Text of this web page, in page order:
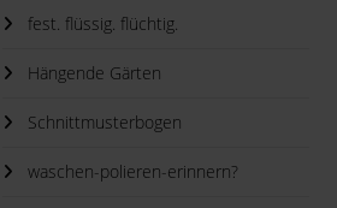
fest. flüssig. flüchtig.
Hängende Gärten
Schnittmusterbogen
waschen-polieren-erinnern?